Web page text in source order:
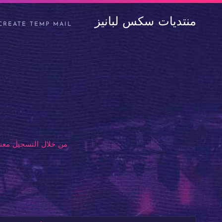
منتديات سكس لبانيز TEMP MAIL
من خلال التسجيل